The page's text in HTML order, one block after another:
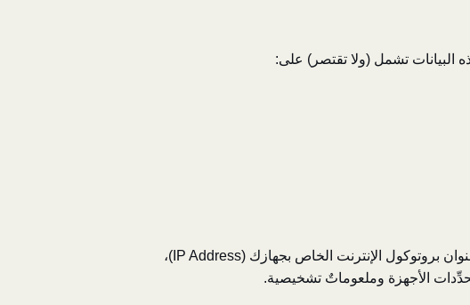
البيانات تشمل (ولا تقتصر) على:
تُجمع هذه البيانات تلقائياً لدى استخدام الموقع، هذه البيانات تشمل (ولا تقتصر على) معلوماتٍ مثل عنوان بروتوكول الإنترنت الخاص بجهازك (IP Address)،
الأجهزة وملعوماتٌ تشخيصية.